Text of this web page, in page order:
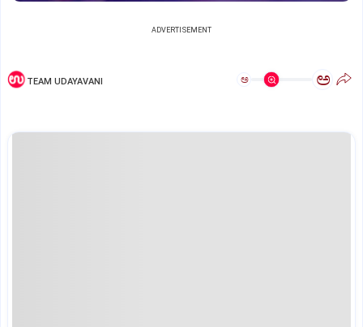
ADVERTISEMENT
TEAM UDAYAVANI ಅ ಅ